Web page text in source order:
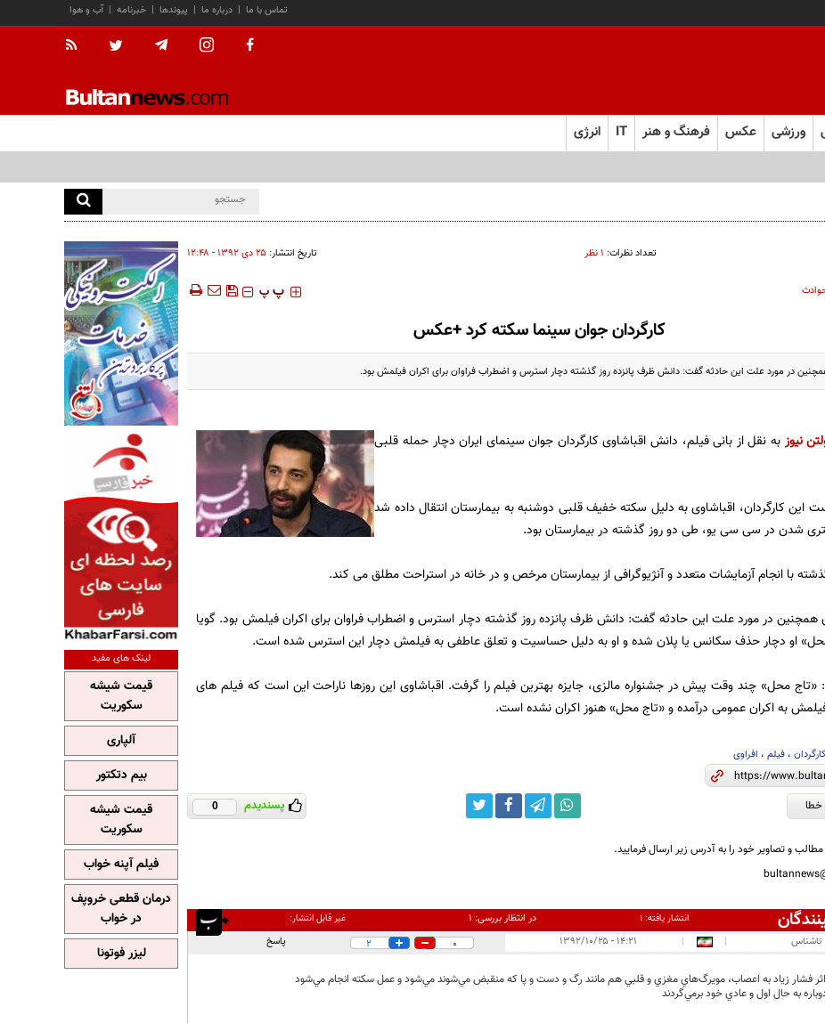
آب و هوا | خبرنامه | پیوندها | درباره ما | تماس با ما
ورزشی عکس فرهنگ و هنر IT انرژی
شدند
تعداد نظرات: ۱ نظر تاریخ انتشار: ۲۵ دی ۱۳۹۲ - ۱۲:۴۸
‍‍‍ پ پ
کارگردان جوان سینما سکته کرد +عکس
در مورد علت این حادثه گفت: دانش ظرف پانزده روز گذشته دچار استرس و اضطراب فراوان برای اکران فیلمش بود.
نیوز به نقل از بانی فیلم، دانش اقباشاوی کارگردان جوان سینمای ایران دچار حمله قلبی
این کارگردان، اقباشاوی به دلیل سکته خفیف قلبی دوشنبه به بیمارستان انتقال داده شد
شدن در سی سی یو، طی دو روز گذشته در بیمارستان بود.
با انجام آزمایشات متعدد و آنژیوگرافی از بیمارستان مرخص و در خانه در استراحت مطلق می کند.
همچنین در مورد علت این حادثه گفت: دانش ظرف پانزده روز گذشته دچار استرس و اضطراب فراوان برای اکران فیلمش بود. گویا
او دچار حذف سکانس یا پلان شده و او به دلیل حساسیت و تعلق عاطفی به فیلمش دچار این استرس شده است.
«تاج محل» چند وقت پیش در جشنواره مالزی، جایزه بهترین فیلم را گرفت. اقباشاوی این روزها ناراحت این است که فیلم های
به اکران عمومی درآمده و «تاج محل» هنوز اکران نشده است.
کارگردان، فیلم، افراوی
خطا پسندیدم 0
و تصاویر خود را به آدرس زیر ارسال فرمایید.
انتشار یافته:۱ در انتظار بررسی: ۱ غیر قابل انتشار:
ناشناس |
| ۱۴:۲۱ - ۱۳۹۲/۱۰/۲۵ 0
2 پاسخ
فشار زياد به اعصاب، مويرگ‌هاي مغزي و قلبي هم مانند رگ و دست و پا كه منقبض مي‌شوند مي‌شود و عمل سكته انجام مي‌شود
به حال اول و عادي خود برمي‌گردند
لینک های مفید
قیمت شیشه
سکوریت
آلپاری
بیم دتکتور
قیمت شیشه
سکوریت
فیلم آپنه خواب
درمان قطعی خروپف
در خواب
لیزر فوتونا